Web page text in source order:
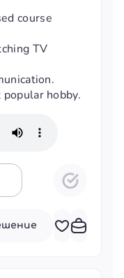
course
TV
hobby.